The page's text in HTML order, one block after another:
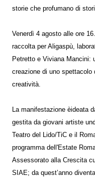
storie che profumano di
Venerdì 4 agosto alle ore
raccolta per Aligaspù,
Petretto e Viviana Mancini:
creazione di uno spettacolo
creatività.
La manifestazione èideata
gestita da giovani artiste
Teatro del Lido/TiC e il
programma dell'Estate
Assessorato alla Crescita
SIAE; da quest’anno